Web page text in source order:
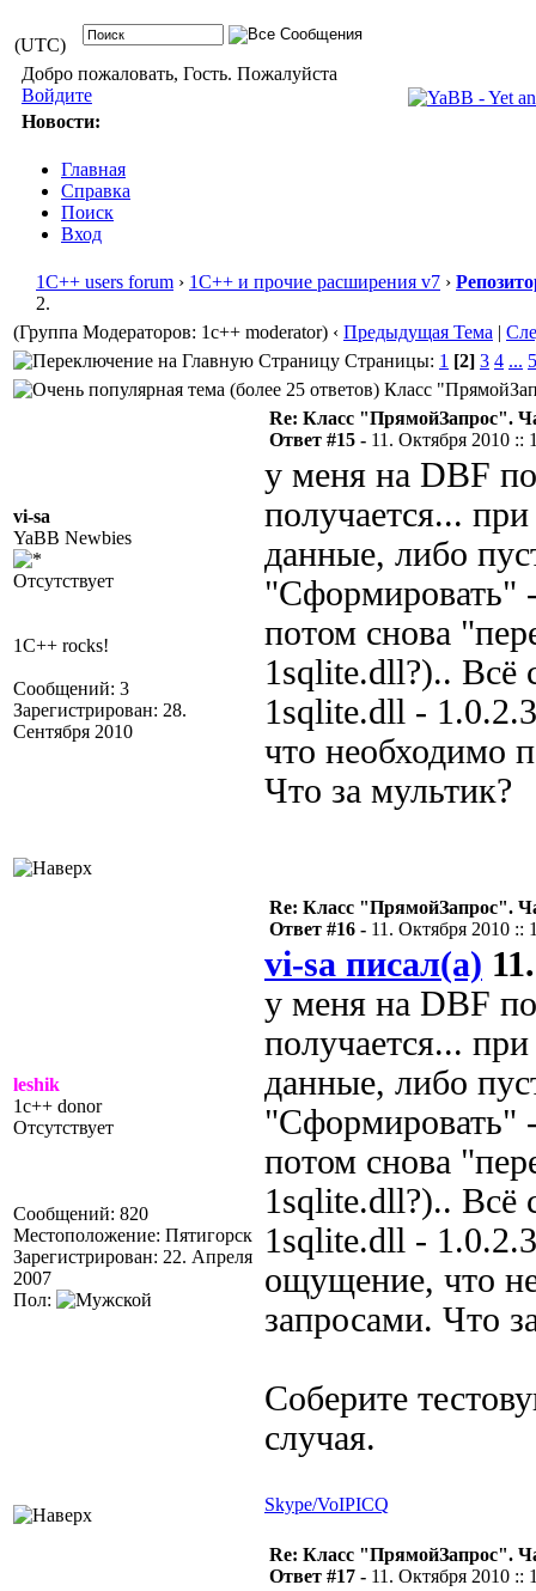
(UTC)
Добро пожаловать, Гость. Пожалуйста
Войдите
Новости:
Главная
Справка
Поиск
Вход
1С++ users forum › 1С++ и прочие расширения v7 ›
2.
(Группа Модераторов: 1c++ moderator) ‹ Предыдущая Тема |
Страницы: 1 [2] 3 4 ...
Класс
vi-sa
YaBB Newbies
Отсутствует
1C++ rocks!
Сообщений: 3
Зарегистрирован: 28.
Сентября 2010
Re: Класс "ПрямойЗапрос".
Ответ #15 - 11. Октября 2010 ::
у меня на DBF
получается...
данные, либо
"Сформировать"
потом снова
1sqlite.dll?).. Всё
1sqlite.dll -
что необходимо
Что за мультик?
leshik
1c++ donor
Отсутствует
Сообщений: 820
Местоположение: Пятигорск
Зарегистрирован: 22. Апреля
2007
Пол:
Re: Класс "ПрямойЗапрос".
Ответ #16 - 11. Октября 2010 ::
vi-sa писал(а)
у меня на DBF
получается...
данные, либо
"Сформировать"
потом снова
1sqlite.dll?).. Всё
1sqlite.dll -
ощущение, что
запросами. Что
Соберите
случая.
Skype/VoIPICQ
Re: Класс "ПрямойЗапрос".
Ответ #17 - 11. Октября 2010 ::